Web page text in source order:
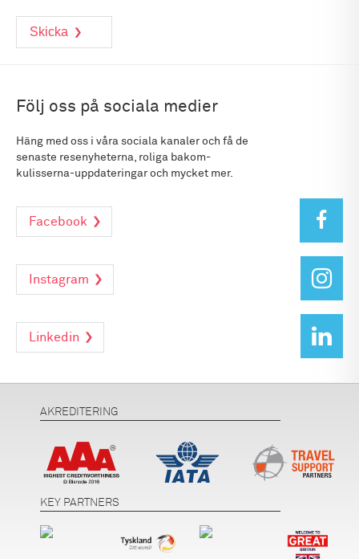
Följ oss på sociala medier
Häng med oss i våra sociala kanaler och få de
senaste resenyheterna, roliga bakom-
kulisserna-uppdateringar och mycket mer.
Facebook
Instagram
Linkedin
AKREDITERING
KEY PARTNERS